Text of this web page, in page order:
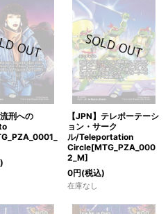
り込む
流刑への
【JPN】テレポーテーシ
ョン・サーク
ル/Teleportation
Circle[MTG_PZA_000
2_M]
0円(税込)
在庫なし